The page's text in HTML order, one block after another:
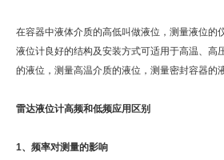
在容器中液体介质的高低叫做液位，测量液位的
液位计良好的结构及安装方式可适用于高温、高
的液位，测量高温介质的液位，测量密封容器的
雷达液位计高频和低频应用区别
1、频率对测量的影响